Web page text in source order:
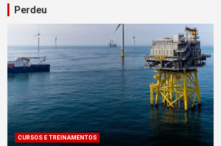
Perdeu
CURSOS E TREINAMENTOS